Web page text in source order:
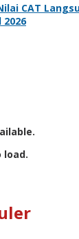
CAT
2026
load.